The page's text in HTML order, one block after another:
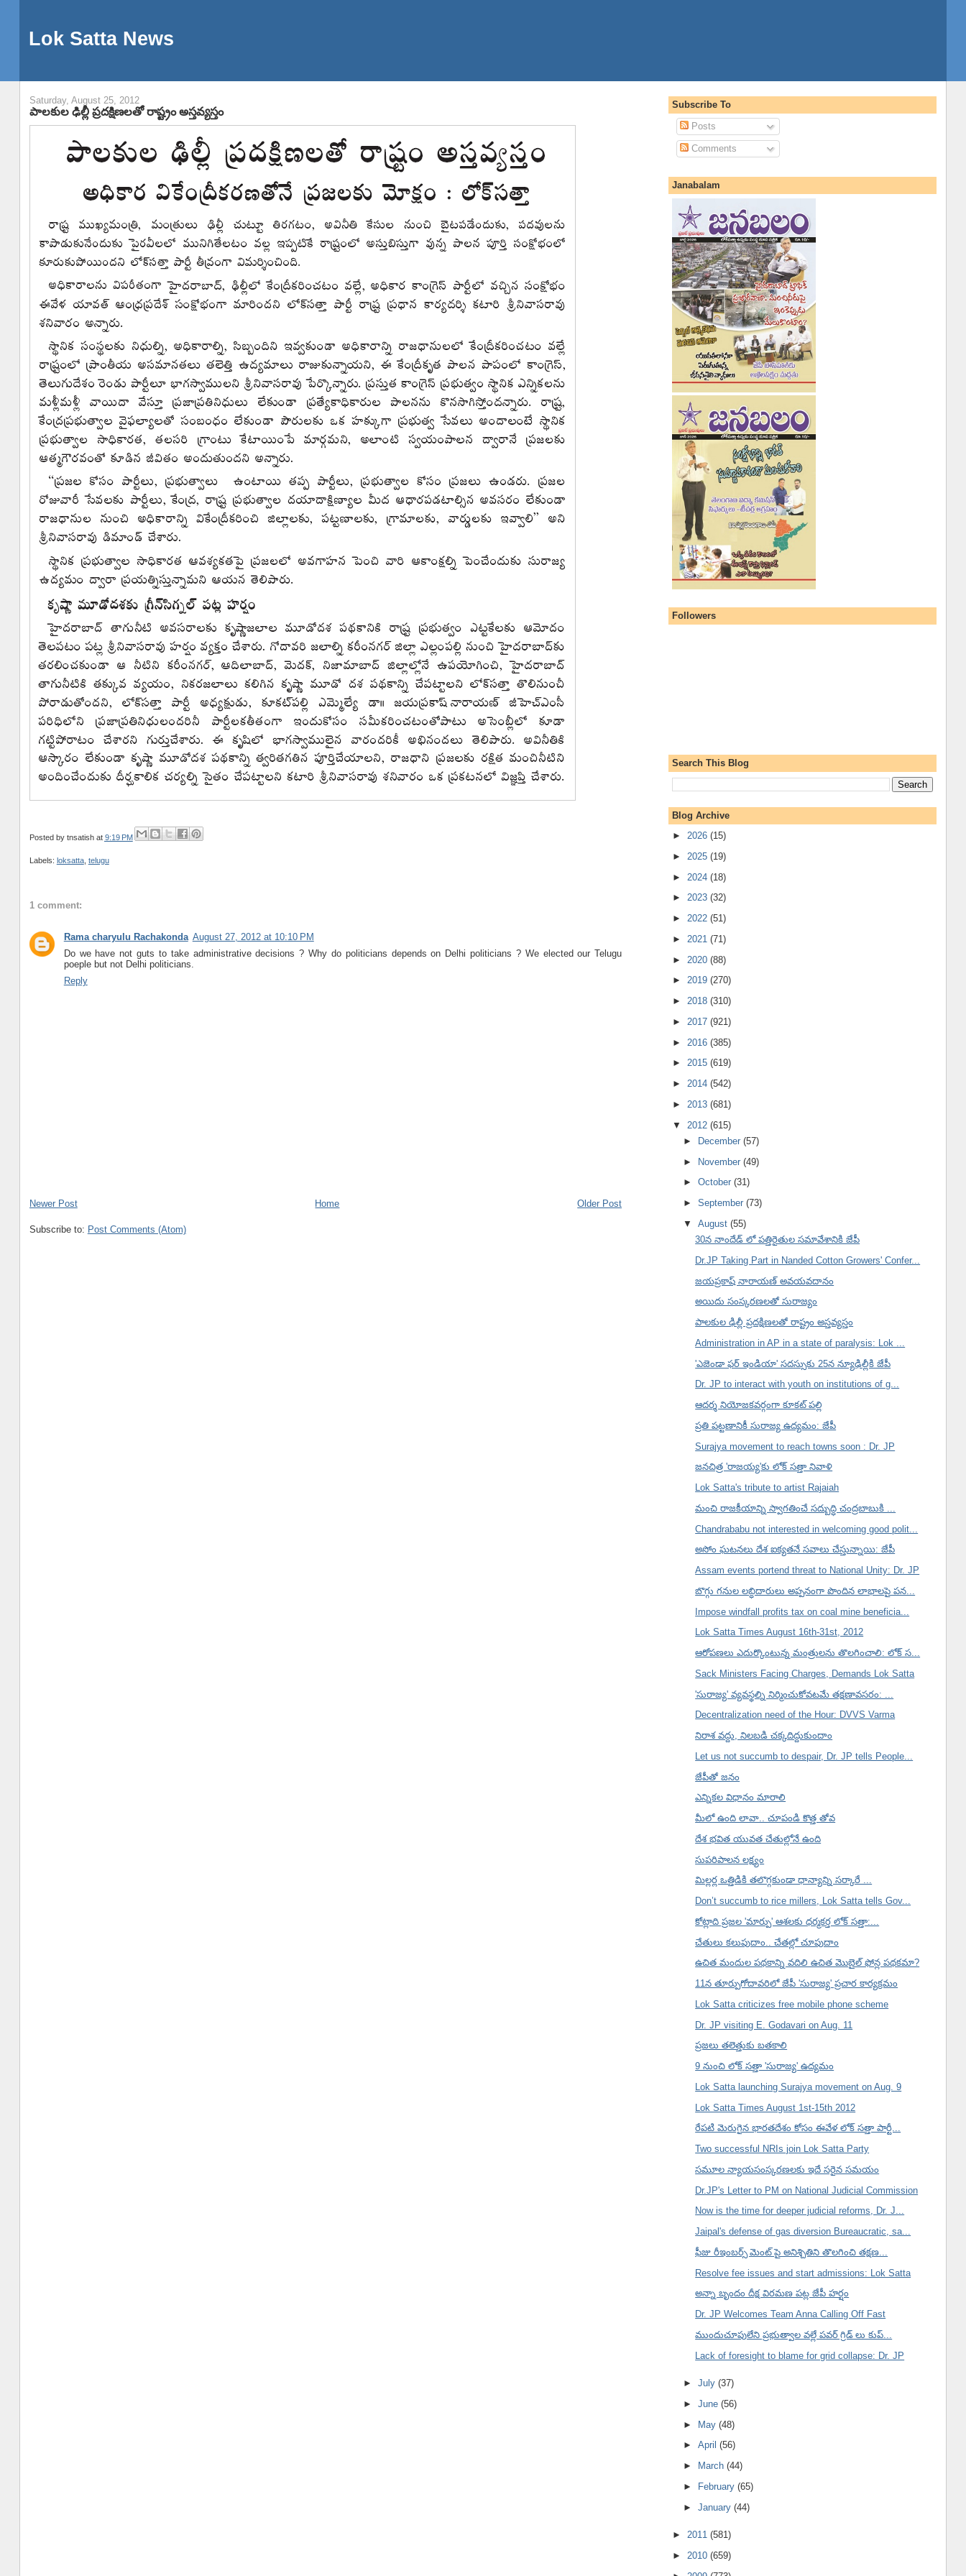
Lok Satta News
Saturday, August 25, 2012
పాలకుల ఢిల్లీ ప్రదక్షిణలతో రాష్ట్రం అస్తవ్యస్తం
Posted by tnsatish at 9:19 PM
Labels: loksatta, telugu
1 comment:
Rama charyulu Rachakonda August 27, 2012 at 10:10 PM
Do we have not guts to take administrative decisions ? Why do politicians depends on Delhi politicians ? We elected our Telugu
poeple but not Delhi politicians.
Reply
Newer Post Older Post
Home
Subscribe to: Post Comments (Atom)
Subscribe To
Posts
Comments
Janabalam
Followers
Search This Blog
Blog Archive
► 2026 (15)
► 2025 (19)
► 2024 (18)
► 2023 (32)
► 2022 (51)
► 2021 (71)
► 2020 (88)
► 2019 (270)
► 2018 (310)
► 2017 (921)
► 2016 (385)
► 2015 (619)
► 2014 (542)
► 2013 (681)
▼ 2012 (615)
►
December(57)
► November(49)
►October(31)
►September(73)
▼August(55)
30న నాందేడ్ లో పత్తిరైతుల సమావేశానికి జేపీ
Dr.JP Taking Part in Nanded Cotton Growers' Confer...
జయప్రకాష్ నారాయణ్ అవయవదానం
అయిదు సంస్కరణలతో సురాజ్యం
పాలకుల ఢిల్లీ ప్రదక్షిణలతో రాష్ట్రం అస్తవ్యస్తం
Administration in AP in a state of paralysis: Lok ...
'ఎజెండా ఫర్ ఇండియా' సదస్సుకు 25న న్యూఢిల్లీకి జేపీ
Dr. JP to interact with youth on institutions of g...
ఆదర్శ నియోజకవర్గంగా కూకట్ పల్లి
ప్రతి పట్టణానికీ సురాజ్య ఉద్యమం: జేపీ
Surajya movement to reach towns soon : Dr. JP
జనచిత్ర 'రాజయ్య'కు లోక్ సత్తా నివాళి
Lok Satta's tribute to artist Rajaiah
మంచి రాజకీయాన్ని స్వాగతించే సద్బుద్ధి చంద్రబాబుకి ...
Chandrababu not interested in welcoming good polit...
అసోం ఘటనలు దేశ ఐక్యతనే సవాలు చేస్తున్నాయి: జేపీ
Assam events portend threat to National Unity: Dr. JP
బొగ్గు గనుల లబ్ధిదారులు అప్పనంగా పొందిన లాభాలపై పన...
Impose windfall profits tax on coal mine beneficia...
Lok Satta Times August 16th-31st, 2012
ఆరోపణలు ఎదుర్కొంటున్న మంత్రులను తొలగించాలి: లోక్ స...
Sack Ministers Facing Charges, Demands Lok Satta
'సురాజ్య' వ్యవస్థల్ని నిర్మించుకోవటమే తక్షణావసరం: ...
Decentralization need of the Hour: DVVS Varma
నిరాశ వద్దు, నిలబడి చక్కదిద్దుకుందాం
Let us not succumb to despair, Dr. JP tells People...
జేపీతో జనం
ఎన్నికల విధానం మారాలి
మీలో ఉంది లావా.. చూపండి కొత్త తోవ
దేశ భవిత యువత చేతుల్లోనే ఉంది
సుపరిపాలన లక్ష్యం
మిల్లర్ల ఒత్తిడికి తలొగ్గకుండా ధాన్యాన్ని సర్కారే ...
Don’t succumb to rice millers, Lok Satta tells Gov...
కోట్లాది ప్రజల 'మార్పు' ఆశలకు ధర్మకర్త లోక్ సత్తా:...
చేతులు కలుపుదాం.. చేతల్లో చూపుదాం
ఉచిత మందుల పథకాన్ని వదిలి ఉచిత మొబైల్ ఫోన్ల పథకమా?
11న తూర్పుగోదావరిలో జేపీ 'సురాజ్య' ప్రచార కార్యక్రమం
Lok Satta criticizes free mobile phone scheme
Dr. JP visiting E. Godavari on Aug. 11
ప్రజలు తలెత్తుకు బతకాలి
9 నుంచి లోక్ సత్తా 'సురాజ్య' ఉద్యమం
Lok Satta launching Surajya movement on Aug. 9
Lok Satta Times August 1st-15th 2012
రేపటి మెరుగైన భారతదేశం కోసం ఈవేళ లోక్ సత్తా పార్టీ...
Two successful NRIs join Lok Satta Party
సమూల న్యాయసంస్కరణలకు ఇదే సరైన సమయం
Dr.JP's Letter to PM on National Judicial Commission
Now is the time for deeper judicial reforms, Dr. J...
Jaipal's defense of gas diversion Bureaucratic, sa...
ఫీజు రీఇంబర్స్ మెంట్ పై అనిశ్చితిని తొలగించి తక్షణ...
Resolve fee issues and start admissions: Lok Satta
అన్నా బృందం దీక్ష విరమణ పట్ల జేపీ హర్షం
Dr. JP Welcomes Team Anna Calling Off Fast
ముందుచూపులేని ప్రభుత్వాల వల్లే పవర్ గ్రిడ్ లు కుప్...
Lack of foresight to blame for grid collapse: Dr. JP
►July(37)
►June(56)
► May(48)
►April(56)
►
March(44)
►
February(65)
►January(44)
► 2011 (581)
► 2010 (659)